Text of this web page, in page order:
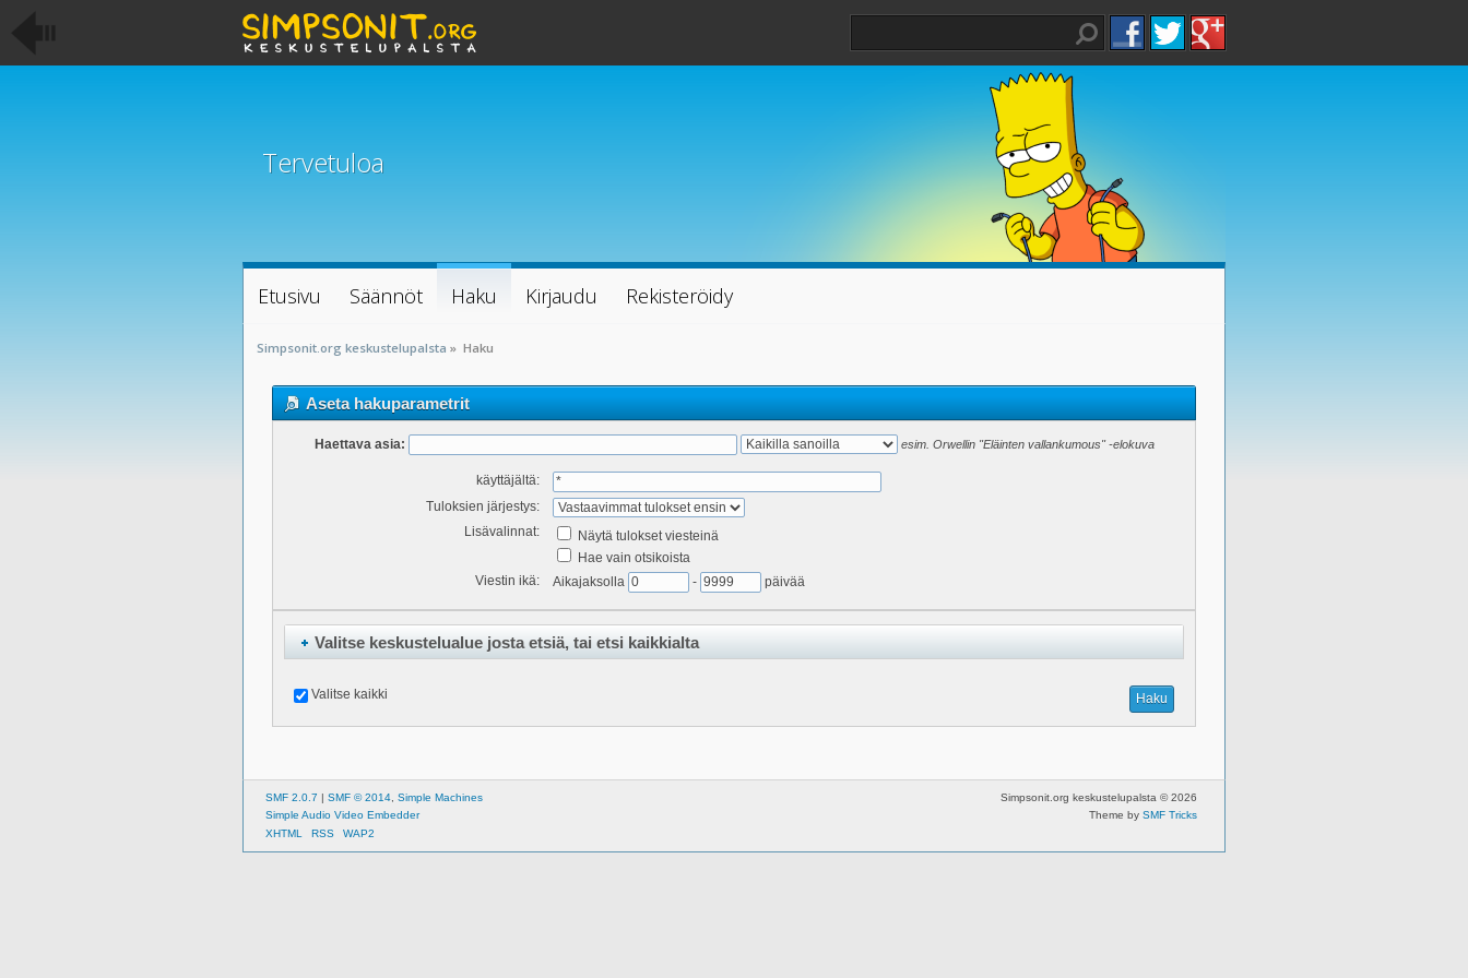
Tervetuloa
Etusivu Säännöt Haku Kirjaudu Rekisteröidy
Simpsonit.org keskustelupalsta » Haku
Aseta hakuparametrit
Haettava asia: esim. Orwellin "Eläinten vallankumous" -elokuva
käyttäjältä:
Tuloksien järjestys:
Lisävalinnat:
Näytä tulokset viesteinä
Hae vain otsikoista
Viestin ikä:
Aikajaksolla - päivää
Valitse keskustelualue josta etsiä, tai etsi kaikkialta
Valitse kaikki
Simpsonit.org keskustelupalsta © 2026
Theme by SMF Tricks
SMF 2.0.7 | SMF © 2014 Simple Machines
Simple Audio Video Embedder
XHTML
RSS WAP2